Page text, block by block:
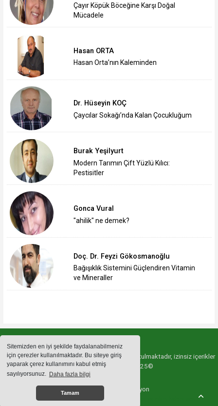
Sitemizden en iyi şekilde faydalanabilmeniz
için çerezler kullanılmaktadır. Bu siteye giriş
yaparak çerez kullanımını kabul etmiş
sayılıyorsunuz. Daha fazla bilgi
Tamam
Çayır Köpük Böceğine Karşı Doğal
Mücadele
Hasan ORTA
Hasan Orta’nın Kaleminden
Dr. Hüseyin KOÇ
Çaycılar Sokağı’nda Kalan Çocukluğum
Burak Yeşilyurt
Modern Tarımın Çift Yüzlü Kılıcı:
Pestisitler
Gonca Vural
"ahilik" ne demek?
Doç. Dr. Feyzi Gökosmanoğlu
Bağışıklık Sistemini Güçlendiren Vitamin
ve Mineraller
Sitemizde bulunan içeriklerin tüm hakları saklı tutulmaktadır, izinsiz içerikler
kullanılamaz. Copyright 2025©
Haber Yazılımı:
Web Aksiyon
haber yazılımı
haber scripti haber script